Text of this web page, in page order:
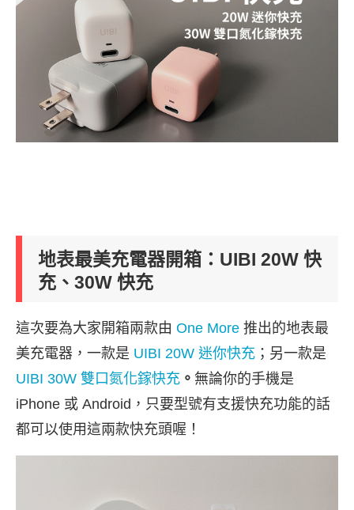
地表最美充電器開箱：UIBI 20W 快
充、30W 快充
這次要為大家開箱兩款由 One More 推出的地表最
美充電器，一款是 UIBI 20W 迷你快充 ；另一款是
UIBI 30W 雙口氮化鎵快充 。 無論你的手機是
iPhone 或 Android，只要型號有支援快充功能的話
都可以使用這兩款快充頭喔！